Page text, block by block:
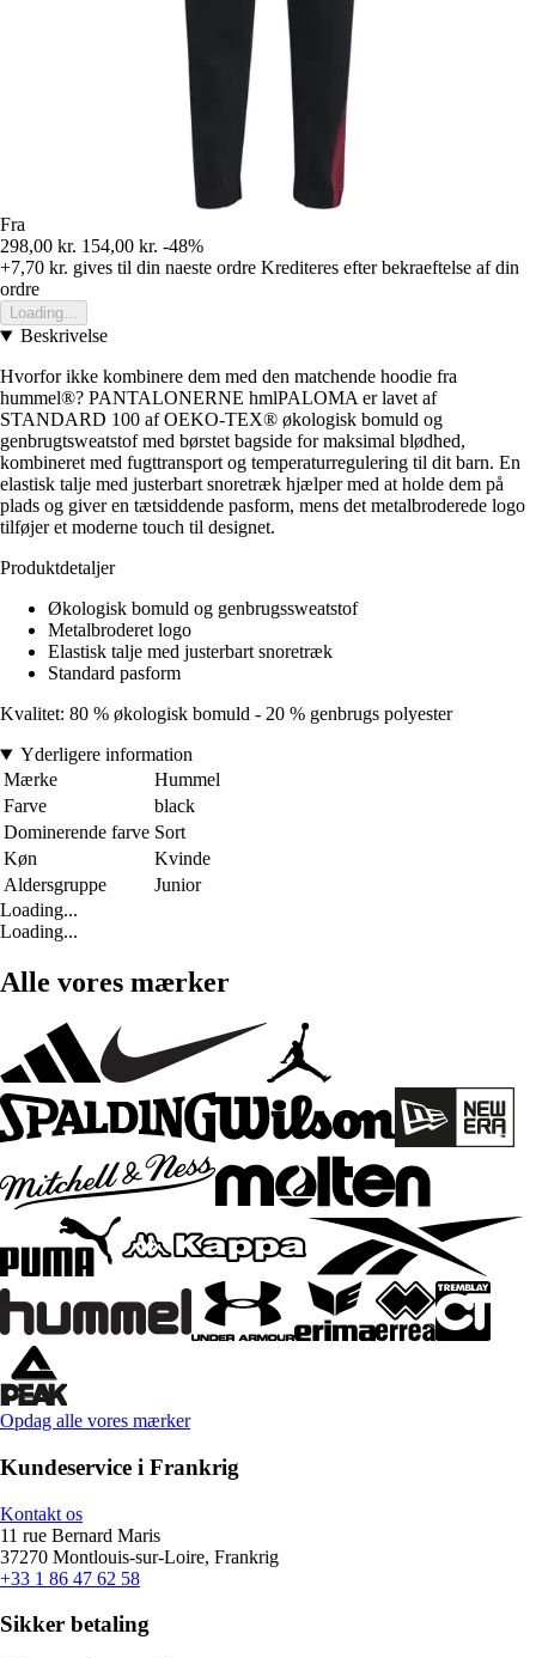
Fra
298,00 kr. 154,00 kr. -48%
+7,70 kr. gives til din naeste ordre Krediteres efter bekraeftelse af din
ordre
Loading...
Beskrivelse
Hvorfor ikke kombinere dem med den matchende hoodie fra
hummel®? PANTALONERNE hmlPALOMA er lavet af
STANDARD 100 af OEKO-TEX® økologisk bomuld og
genbrugtsweatstof med børstet bagside for maksimal blødhed,
kombineret med fugttransport og temperaturregulering til dit barn. En
elastisk talje med justerbart snoretræk hjælper med at holde dem på
plads og giver en tætsiddende pasform, mens det metalbroderede logo
tilføjer et moderne touch til designet.
Produktdetaljer
Økologisk bomuld og genbrugssweatstof
Metalbroderet logo
Elastisk talje med justerbart snoretræk
Standard pasform
Kvalitet: 80 % økologisk bomuld - 20 % genbrugs polyester
Yderligere information
Mærke
Hummel
Farve
black
Dominerende farve Sort
Køn
Kvinde
Aldersgruppe
Junior
Loading...
Loading...
Alle vores mærker
Opdag alle vores mærker
Kundeservice i Frankrig
Kontakt os
11 rue Bernard Maris
37270 Montlouis-sur-Loire, Frankrig
+33 1 86 47 62 58
Sikker betaling